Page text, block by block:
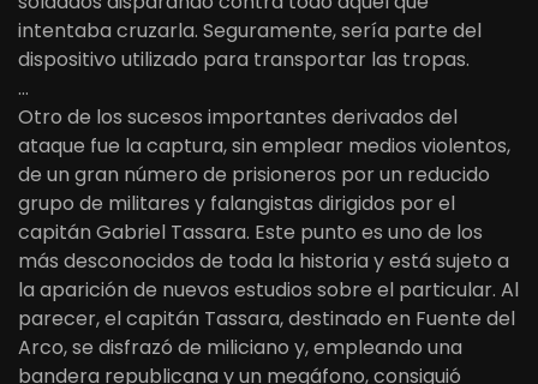
intentaba cruzarla. Seguramente, sería parte del
dispositivo utilizado para transportar las tropas.
…
Otro de los sucesos importantes derivados del
ataque fue la captura, sin emplear medios violentos,
de un gran número de prisioneros por un reducido
grupo de militares y falangistas dirigidos por el
capitán Gabriel Tassara. Este punto es uno de los
más desconocidos de toda la historia y está sujeto a
la aparición de nuevos estudios sobre el particular. Al
parecer, el capitán Tassara, destinado en Fuente del
Arco, se disfrazó de miliciano y, empleando una
bandera republicana y un megáfono, consiguió